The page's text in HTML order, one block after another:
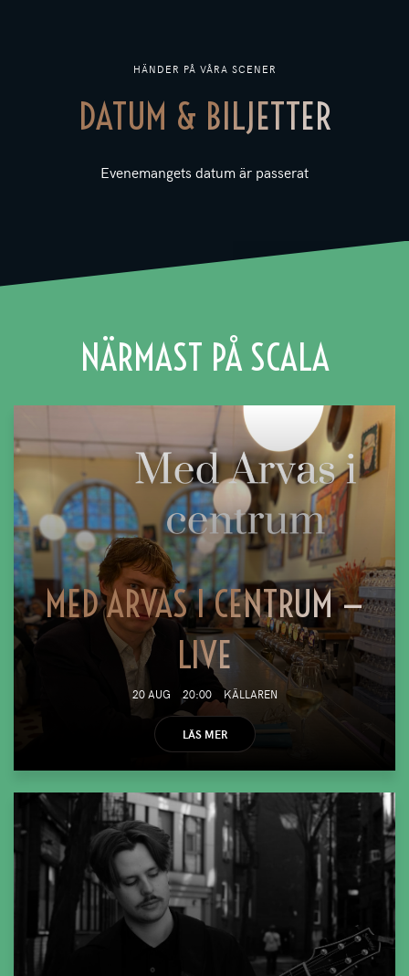
HÄNDER PÅ VÅRA SCENER
DATUM & BILJETTER
Evenemangets datum är passerat
NÄRMAST PÅ SCALA
MED ARVAS I CENTRUM —
LIVE
20 AUG 20:00 KÄLLAREN
LÄS MER